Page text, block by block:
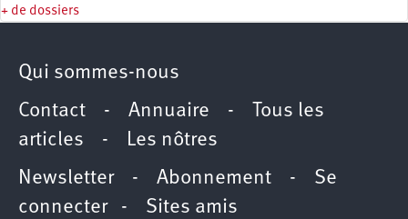
+ de dossiers
Qui sommes-nous
Contact - Annuaire -
Tous les
articles - Les nôtres
Newsletter- Abonnement - Se
connecter- Sites amis